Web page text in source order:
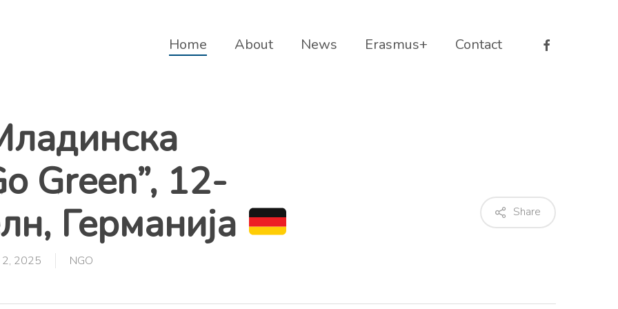
Home About News Erasmus+ Contact facebook
Green”, 12-
Германија
2, 2025 NGO
Share